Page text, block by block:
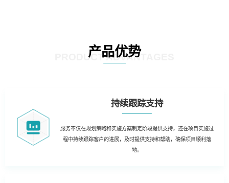
产品优势
PRODUCT ADVANTAGES
持续跟踪支持
服务不仅在规划策略和实施方案制定阶段提供支持，还在项目实施过
程中持续跟踪客户的进展，及时提供支持和帮助，确保项目顺利落
地。